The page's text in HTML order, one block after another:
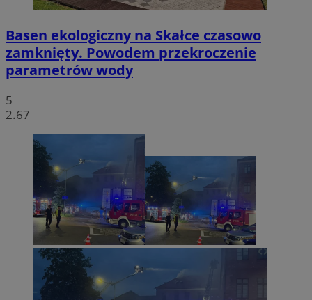
Basen ekologiczny na Skałce czasowo
zamknięty. Powodem przekroczenie
parametrów wody
5
2.67